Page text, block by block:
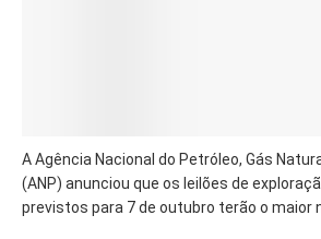
A Agência Nacional do Petróleo, Gás
(ANP) anunciou que os leilões de
previstos para 7 de outubro terão o maior